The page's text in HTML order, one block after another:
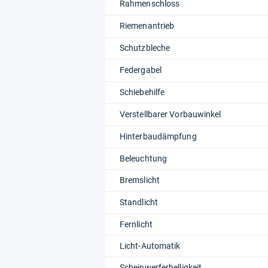
Rahmenschloss
Riemenantrieb
Schutzbleche
Federgabel
Schiebehilfe
Verstellbarer Vorbauwinkel
Hinterbaudämpfung
Beleuchtung
Bremslicht
Standlicht
Fernlicht
Licht-Automatik